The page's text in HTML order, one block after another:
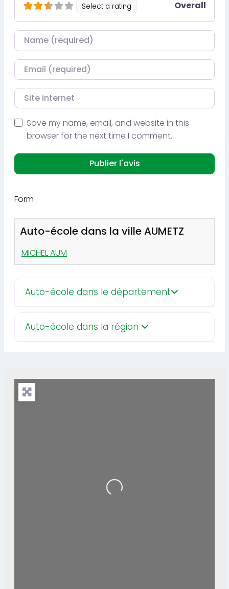
Select a rating Overall
Nom
Courriel
Site internet
Save my name, email, and website in this
browser for the next time I comment.
Form
Auto-école dans la ville AUMETZ
MICHEL AUM
Auto-école dans le département
Auto-école dans la région
Loading...